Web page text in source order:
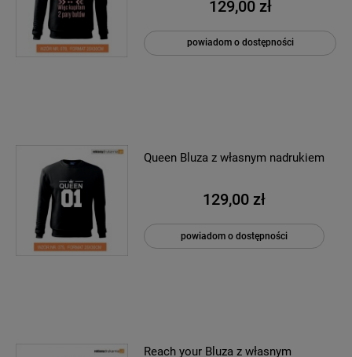
129,00 zł
powiadom o dostępności
Queen Bluza z własnym nadrukiem
129,00 zł
powiadom o dostępności
Reach your Bluza z własnym